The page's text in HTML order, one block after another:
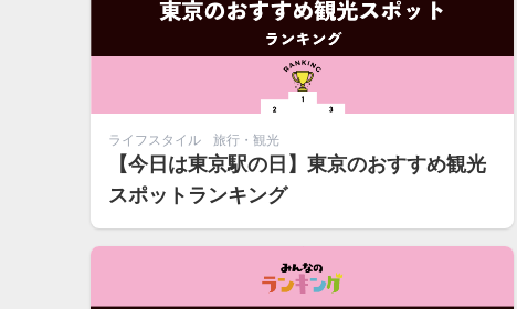
ライフスタイル 旅行・観光
【今日は東京駅の日】東京のおすすめ観光
スポットランキング